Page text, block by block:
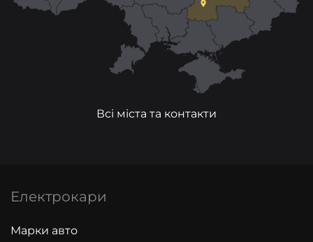
Всі міста та контакти
Електрокари
Марки авто